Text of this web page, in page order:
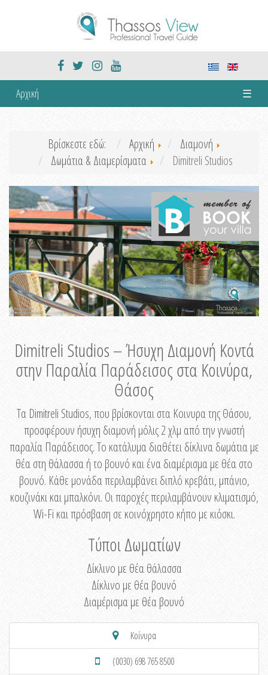
Αρχική ☰
Βρίσκεστε εδώ: Αρχική
Διαμονή
Δωμάτια & Διαμερίσματα
Dimitreli Studios
Dimitreli Studios – Ήσυχη Διαμονή Κοντά
στην Παραλία Παράδεισος στα Κοινύρα,
Θάσος
Τα Dimitreli Studios, που βρίσκονται στα Κοινυρα της Θάσου,
προσφέρουν ήσυχη διαμονή μόλις 2 χλμ από την γνωστή
παραλία Παράδεισος. Το κατάλυμα διαθέτει δίκλινα δωμάτια με
θέα στη θάλασσα ή το βουνό και ένα διαμέρισμα με θέα στο
βουνό. Κάθε μονάδα περιλαμβάνει διπλό κρεβάτι, μπάνιο,
κουζινάκι και μπαλκόνι. Οι παροχές περιλαμβάνουν κλιματισμό,
Wi-Fi και πρόσβαση σε κοινόχρηστο κήπο με κιόσκι.
Τύποι Δωματίων
Δίκλινο με θέα θάλασσα
Δίκλινο με θέα βουνό
Διαμέρισμα με θέα βουνό
Κοίνυρα
(0030) 698 765 8500